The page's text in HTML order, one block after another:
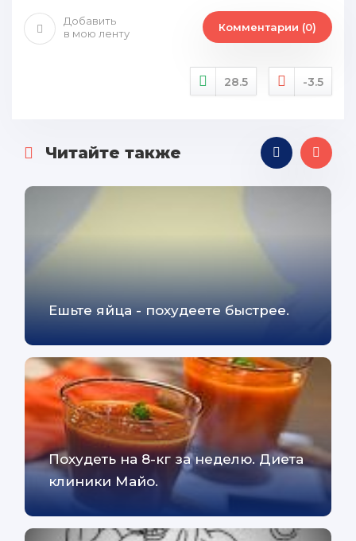
Добавить
в мою ленту
Комментарии (0)
28.5 -3.5
Читайте также
Ешьте яйца - похудеете быстрее.
Похудеть на 8-кг за неделю. Диета
клиники Майо.